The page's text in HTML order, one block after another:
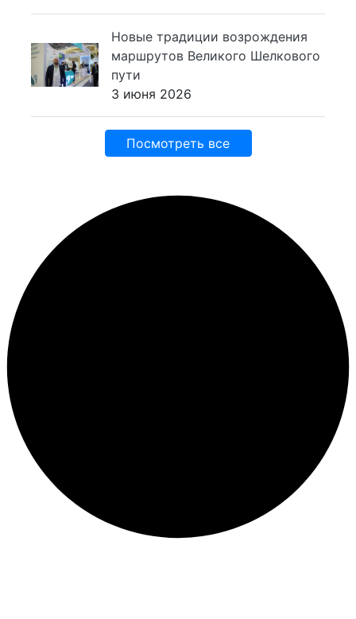
Новые традиции возрождения
маршрутов Великого Шелкового
пути
3 июня 2026
Посмотреть все